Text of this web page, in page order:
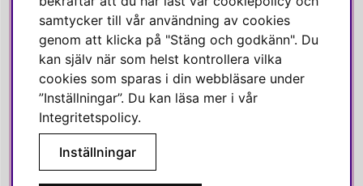
SVENSKA HEM
Varmt välkommen till Svenska Hem!
Vi värdesätter våra kunder högt och finns här för att hjälpa dig
om du har några frågor eller vill ha inspiration.
010-35 00 610
E-post: e-handel@svenskahem.se
samtycker till vår användning av cookies
genom att klicka på "Stäng och godkänn". Du
kan själv när som helst kontrollera vilka
cookies som sparas i din webbläsare under
”Inställningar”. Du kan läsa mer i vår
Integritetspolicy.
Inställningar